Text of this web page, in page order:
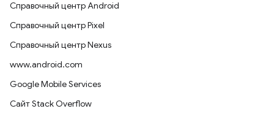
Справочный центр Android
Справочный центр Pixel
Справочный центр Nexus
www.android.com
Google Mobile Services
Сайт Stack Overflow